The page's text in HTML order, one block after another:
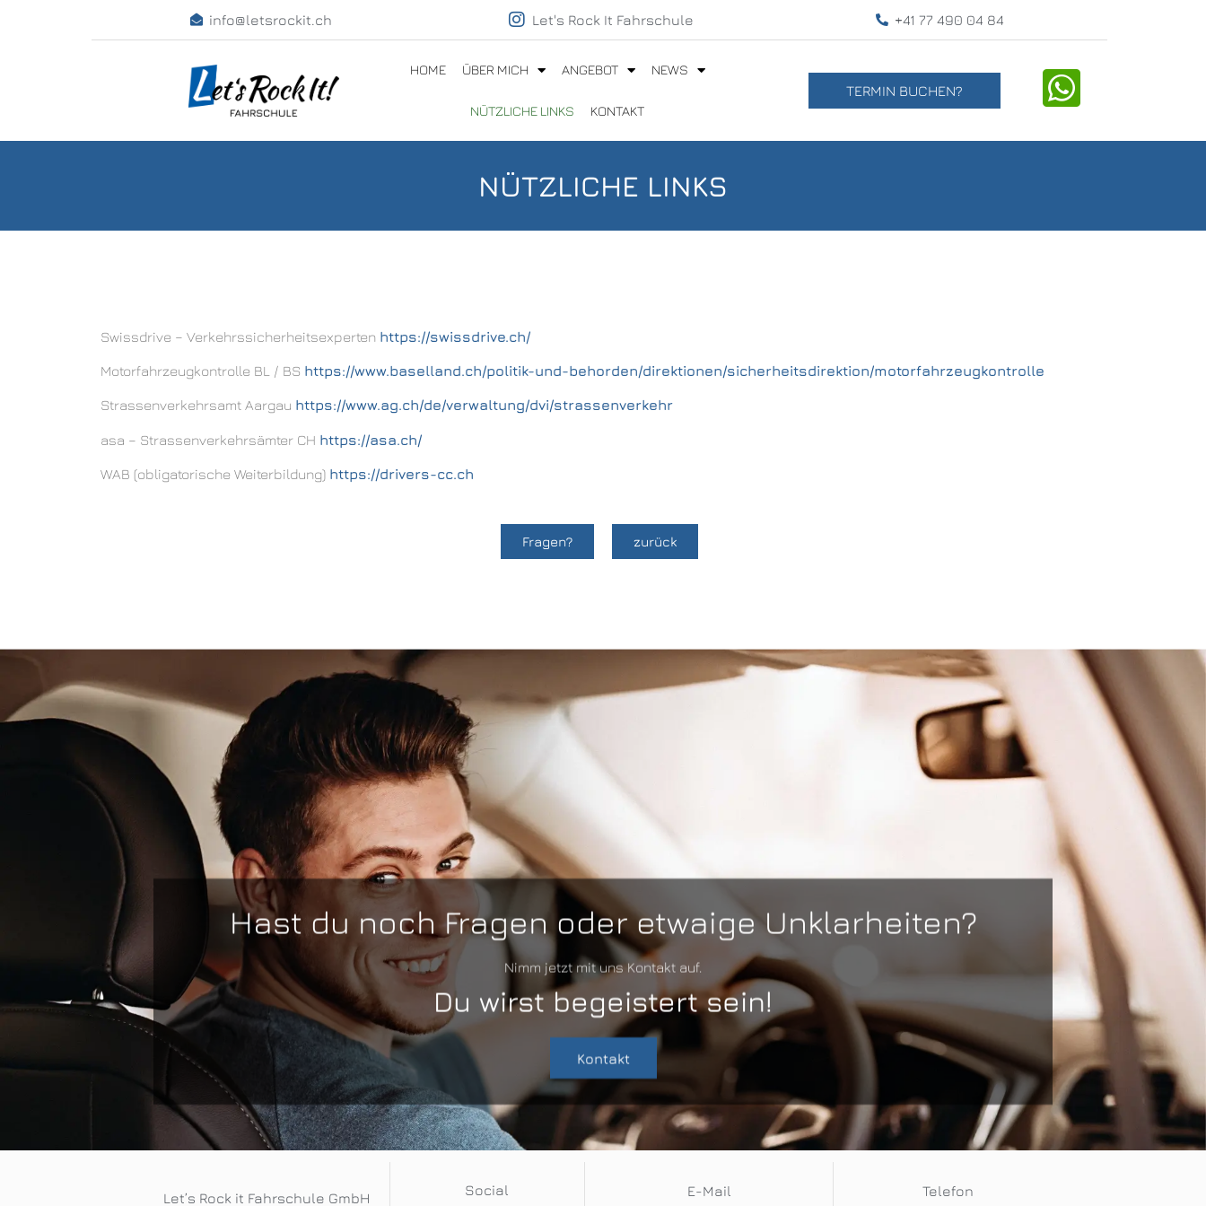
info@letsrockit.ch Let's Rock It Fahrschule +41 77 490 04 84
HOME ÜBER MICH ANGEBOT NEWS
NÜTZLICHE LINKS KONTAKT
TERMIN BUCHEN?
NÜTZLICHE LINKS
Swissdrive – Verkehrssicherheitsexperten https://swissdrive.ch/
Motorfahrzeugkontrolle BL / BS https://www.baselland.ch/politik-und-behorden/direktionen/sicherheitsdirektion/motorfahrzeugkontrolle
Strassenverkehrsamt Aargau https://www.ag.ch/de/verwaltung/dvi/strassenverkehr
asa – Strassenverkehrsämter CH https://asa.ch/
WAB (obligatorische Weiterbildung) https://drivers-cc.ch
Fragen? zurück
Hast du noch Fragen oder etwaige Unklarheiten?
Nimm jetzt mit uns Kontakt auf.
Du wirst begeistert sein!
Kontakt
Let’s Rock it Fahrschule GmbH Social E-Mail Telefon